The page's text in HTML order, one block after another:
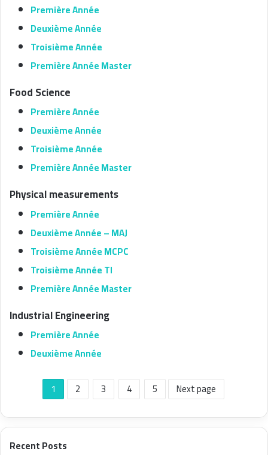
Première Année
Deuxième Année
Troisième Année
Première Année Master
Food Science
Première Année
Deuxième Année
Troisième Année
Première Année Master
Physical measurements
Première Année
Deuxième Année – MAJ
Troisième Année MCPC
Troisième Année TI
Première Année Master
Industrial Engineering
Première Année
Deuxième Année
1 2 3 4 5 Next page
Recent Posts